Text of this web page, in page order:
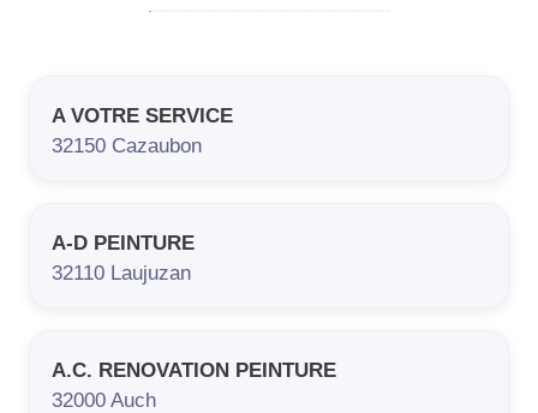
A VOTRE SERVICE
32150 Cazaubon
A-D PEINTURE
32110 Laujuzan
A.C. RENOVATION PEINTURE
32000 Auch